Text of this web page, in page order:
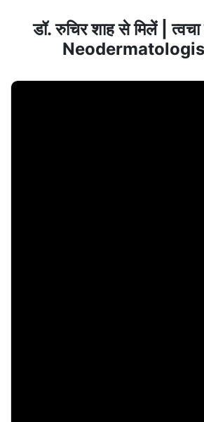
डॉ. रुचिर शाह से मिलें | त्वचा